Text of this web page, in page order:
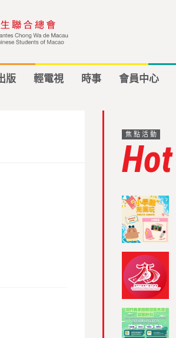
版 輕電視 時事 會員中心
焦點活動
Hot